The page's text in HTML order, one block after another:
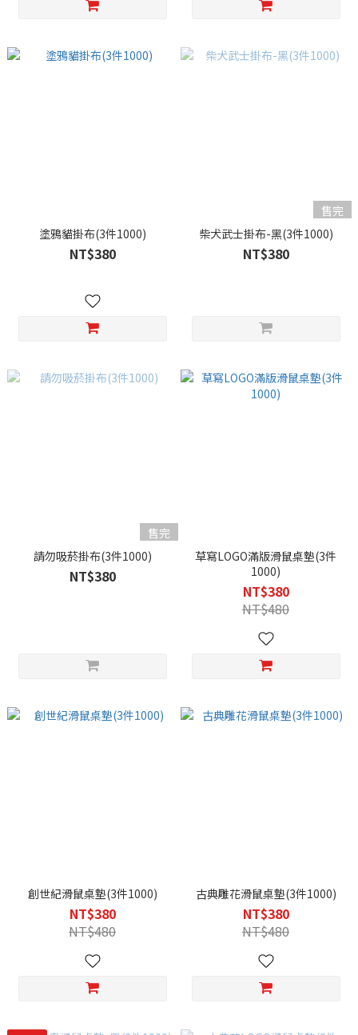
塗鴉貓掛布(3件1000)
NT$380
售完
柴犬武士掛布-黑(3件1000)
NT$380
售完
請勿吸菸掛布(3件1000)
NT$380
草寫LOGO滿版滑鼠桌墊(3件
1000)
NT$380
NT$480
創世紀滑鼠桌墊(3件1000)
NT$380
NT$480
古典雕花滑鼠桌墊(3件1000)
NT$380
NT$480